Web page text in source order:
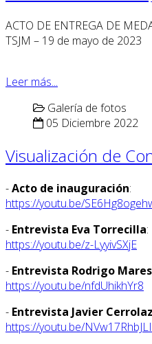
ACTO DE ENTREGA DE
TSJM – 19 de mayo de 2023
Leer más...
Galería de fotos
05 Diciembre 2022
Visualización de
-Acto de inauguración:
https://youtu.be/
- Entrevista Eva Torrecilla:
https://youtu.be/z-LyyivSXjE
- Entrevista Rodrigo Mares
https://youtu.be/nfdUhikhYr8
- Entrevista Javier
https://youtu.be/NVw17RhbJLI